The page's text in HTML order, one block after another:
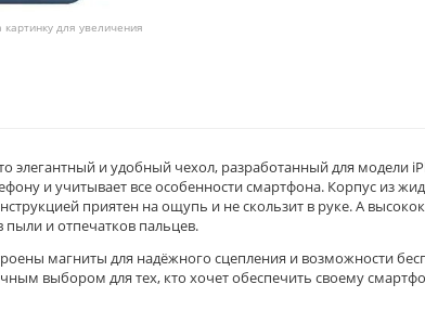
картинку для увеличения
элегантный и удобный чехол, разработанный для модели
и учитывает все особенности смартфона. Корпус из
приятен на ощупь и не скользит в руке. А
пыли и отпечатков пальцев.
магниты для надёжного сцепления и возможности
выбором для тех, кто хочет обеспечить своему